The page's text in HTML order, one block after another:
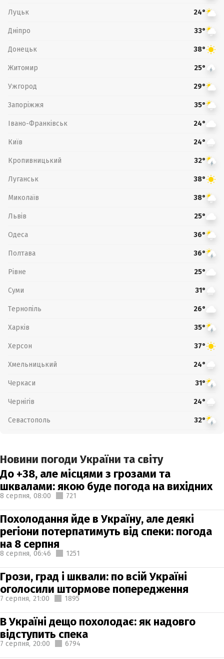
Луцьк 24°
Дніпро 33°
Донецьк 38°
Житомир 25°
Ужгород 29°
Запоріжжя 35°
Івано-Франківськ 24°
Київ 24°
Кропивницький 32°
Луганськ 38°
Миколаїв 38°
Львів 25°
Одеса 36°
Полтава 36°
Рівне 25°
Суми 31°
Тернопіль 26°
Харків 35°
Херсон 37°
Хмельницький 24°
Черкаси 31°
Чернігів 24°
Севастополь 32°
Новини погоди України та світу
До +38, але місцями з грозами та
шквалами: якою буде погода на вихідних
8 серпня, 08:00 721
Похолодання йде в Україну, але деякі
регіони потерпатимуть від спеки: погода
на 8 серпня
8 серпня, 06:46 1251
Грози, град і шквали: по всій Україні
оголосили штормове попередження
7 серпня, 21:00 1895
В Україні дещо похолодає: як надовго
відступить спека
7 серпня, 20:00 6794